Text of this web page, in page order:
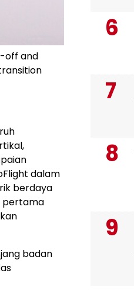
off and
dalam
berdaya
pertama
badan